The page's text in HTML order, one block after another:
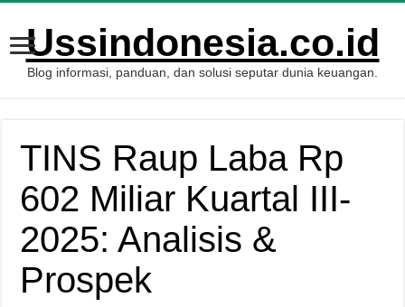
Ussindonesia.co.id
Blog informasi, panduan, dan solusi seputar dunia keuangan.
TINS Raup Laba Rp
602 Miliar Kuartal III-
2025: Analisis &
Prospek